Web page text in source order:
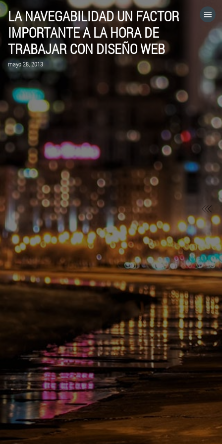
LA NAVEGABILIDAD UN FACTOR
IMPORTANTE A LA HORA DE
TRABAJAR CON DISEÑO WEB
mayo 28, 2013
HOME
CATEGORÍAS